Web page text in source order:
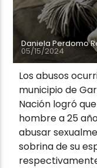
Daniela Perdomo
05/15/2024
Los abusos
municipio de
Nación logró
hombre a 25
abusar
sobrina de su